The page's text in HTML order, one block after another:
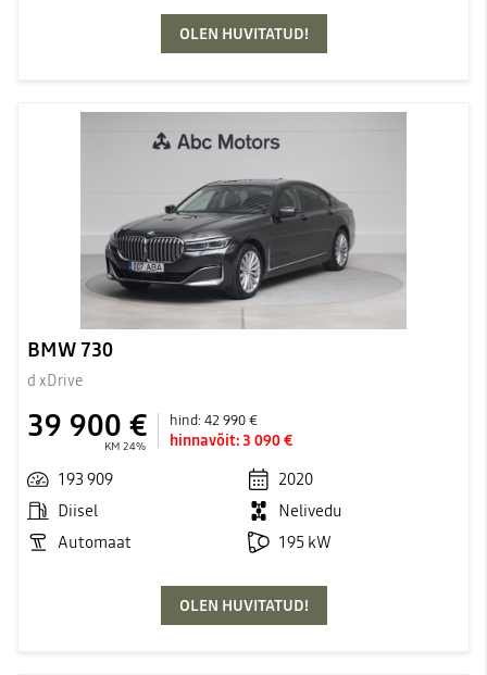
OLEN HUVITATUD!
BMW 730
d xDrive
39 900 €
KM 24%
hind:42 990 €
hinnavõit:3 090 €
193 909
2020
Diisel
Nelivedu
Automaat
195 kW
OLEN HUVITATUD!